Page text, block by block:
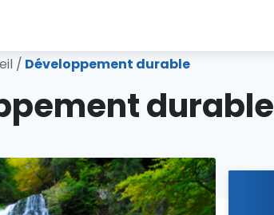
/ Développement durable
durable